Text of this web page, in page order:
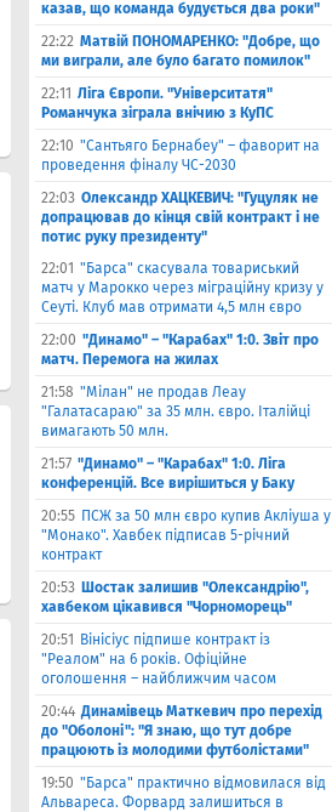
казав, що команда будується два роки"
22:22 Матвій ПОНОМАРЕНКО: "Добре, що
ми виграли, але було багато помилок"
22:11 Ліга Європи. "Університатя"
Романчука зіграла внічию з КуПС
22:10 "Сантьяго Бернабеу" – фаворит на
проведення фіналу ЧС-2030
22:03 Олександр ХАЦКЕВИЧ: "Гуцуляк не
допрацював до кінця свій контракт і не
потис руку президенту"
22:01 "Барса" скасувала товариський
матч у Марокко через міграційну кризу у
Сеуті. Клуб мав отримати 4,5 млн євро
22:00 "Динамо" – "Карабах" 1:0. Звіт про
матч. Перемога на жилах
21:58 "Мілан" не продав Леау
"Галатасараю" за 35 млн. євро. Італійці
вимагають 50 млн.
21:57 "Динамо" – "Карабах" 1:0. Ліга
конференцій. Все вирішиться у Баку
20:55 ПСЖ за 50 млн євро купив Акліуша у
"Монако". Хавбек підписав 5-річний
контракт
20:53 Шостак залишив "Олександрію",
хавбеком цікавився "Чорноморець"
20:51
Вінісіус підпише контракт із
"Реалом" на 6 років. Офіційне
оголошення – найближчим часом
20:44 Динамівець Маткевич про перехід
до "Оболоні": "Я знаю, що тут добре
працюють із молодими футболістами"
19:50 "Барса" практично відмовилася від
Альвареса. Форвард залишиться в